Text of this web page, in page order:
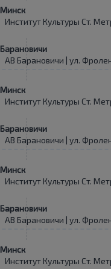
Минск
Институт Культуры Ст.
Барановичи
АВ Барановичи | ул.
Минск
Институт Культуры Ст.
Барановичи
АВ Барановичи | ул.
Минск
Институт Культуры Ст.
Барановичи
АВ Барановичи | ул.
Минск
Институт Культуры Ст.